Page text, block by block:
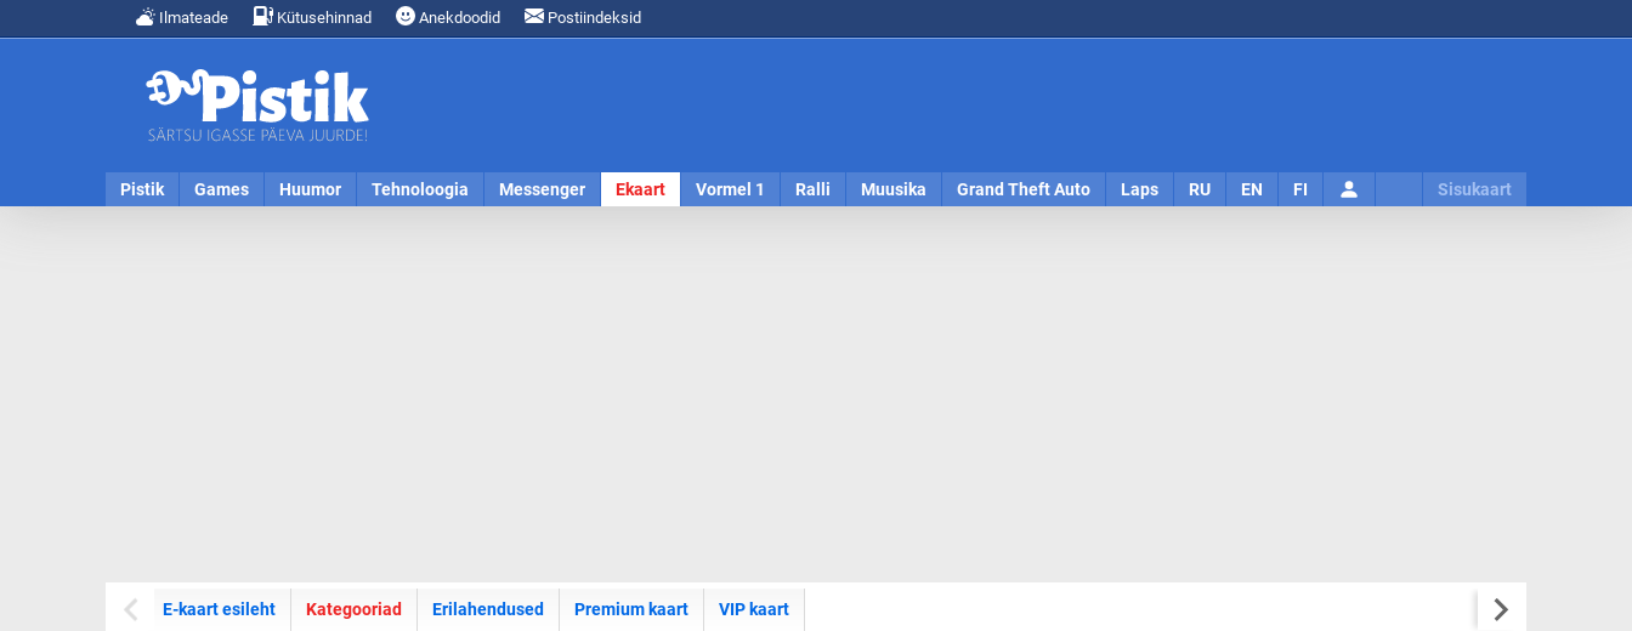
Ilmateade Kütusehinnad Anekdoodid Postiindeksid
Pistik Games Huumor Tehnoloogia Messenger Ekaart Vormel 1 Ralli Muusika Grand Theft Auto Laps RU EN FI Sisukaart
E-kaart esileht E-kaartide
Kategooriad Erilahendused Premium kaart VIP kaart